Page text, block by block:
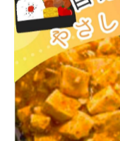
就労継続支援B型
就労継続支援B型の
体制、雰囲気、通
ことが重要です。
では、ハンドメイ
ているため、自分